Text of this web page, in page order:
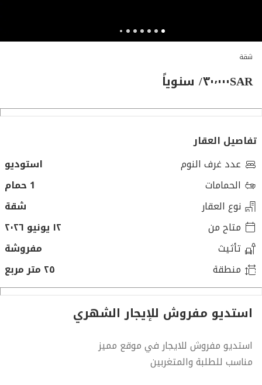
شقة
SAR٣٠٬٠٠٠/ سنوياً
تفاصيل العقار
عدد غرف النوم
استوديو
الحمامات
1 حمام
نوع العقار
شقة
متاح من
١٢ يونيو ٢٠٢٦
تأثيث
مفروشة
منطقة
٢٥ متر مربع
استديو مفروش للإيجار الشهري
استديو مفروش للايجار في موقع مميز
مناسب للطلبة والمتغربين